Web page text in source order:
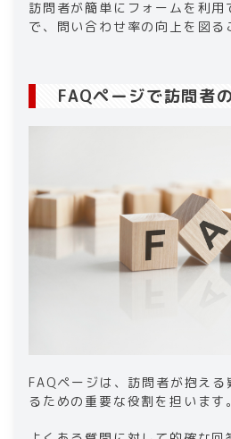
訪問者が簡単にフォームを利用
で、問い合わせ率の向上を図る
FAQページで訪問者
FAQページは、訪問者が抱え
るための重要な役割を担います。